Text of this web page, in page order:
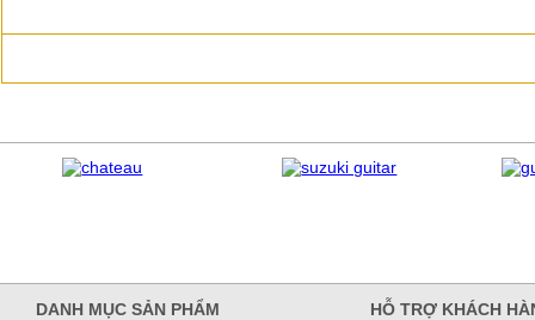
DANH MỤC SẢN PHẨM HỖ TRỢ KHÁCH